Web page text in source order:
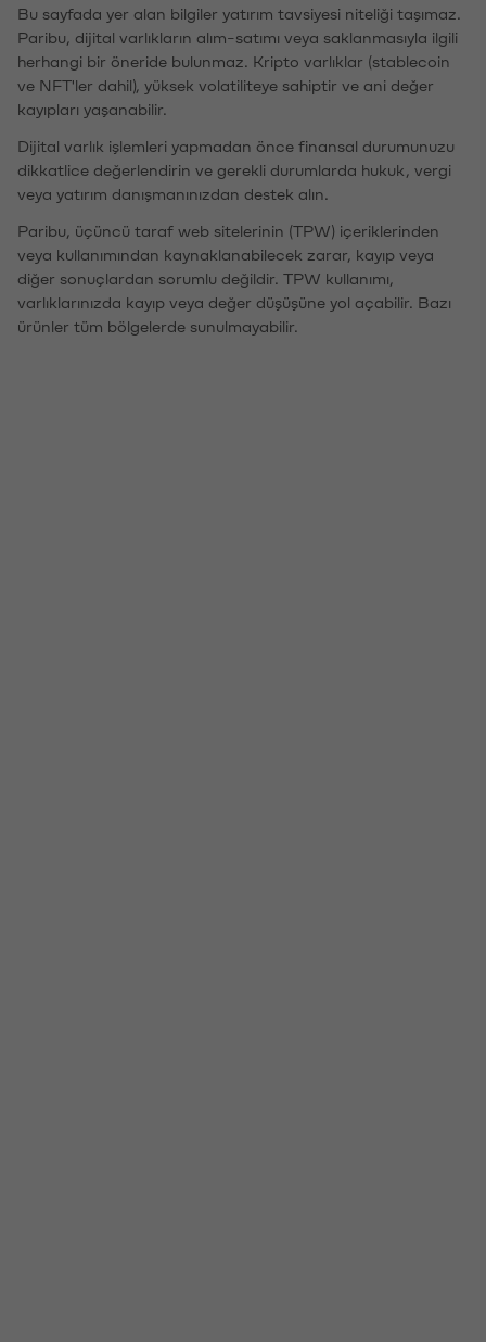
Bu sayfada yer alan bilgiler yatırım tavsiyesi niteliği taşımaz.
Paribu, dijital varlıkların alım-satımı veya saklanmasıyla ilgili
herhangi bir öneride bulunmaz. Kripto varlıklar (stablecoin
ve NFT'ler dahil), yüksek volatiliteye sahiptir ve ani değer
kayıpları yaşanabilir.
Dijital varlık işlemleri yapmadan önce finansal durumunuzu
dikkatlice değerlendirin ve gerekli durumlarda hukuk, vergi
veya yatırım danışmanınızdan destek alın.
Paribu, üçüncü taraf web sitelerinin (TPW) içeriklerinden
veya kullanımından kaynaklanabilecek zarar, kayıp veya
diğer sonuçlardan sorumlu değildir. TPW kullanımı,
varlıklarınızda kayıp veya değer düşüşüne yol açabilir. Bazı
ürünler tüm bölgelerde sunulmayabilir.